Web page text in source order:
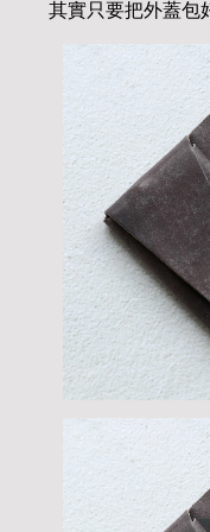
其實只要把外蓋包